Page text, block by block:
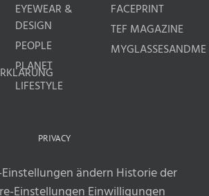
EYEWEAR &
DESIGN
PEOPLE
PLANET
LIFESTYLE
FACEPRINT
TEF MAGAZINE
MYGLASSESANDME
PRIVACY
ändern Historie der